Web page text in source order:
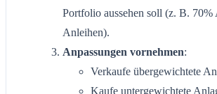
Portfolio aussehen soll (z. B.
Anleihen).
Anpassungen vornehmen:
Verkaufe übergewichtete
Kaufe untergewichtete